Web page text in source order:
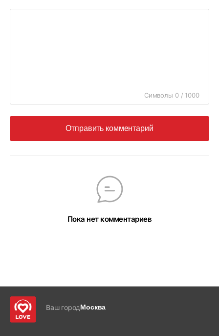
Символы 0 / 1000
Отправить комментарий
Пока нет комментариев
Ваш городМосква